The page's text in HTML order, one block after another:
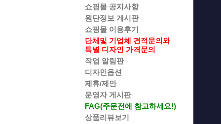
쇼핑몰 공지사항
원단정보 게시판
쇼핑몰 이용후기
단체및 기업체 견적문의와
특별 디자인 가격문의
작업 알림판
디자인옵션
제휴/제안
운영자 게시판
FAG(주문전에 참고하세요!)
상품리뷰보기